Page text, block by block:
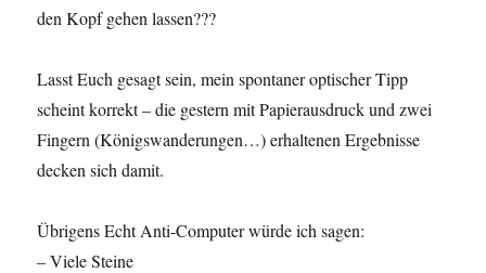
den Kopf gehen lassen???
Lasst Euch gesagt sein, mein spontaner optischer Tipp
scheint korrekt – die gestern mit Papierausdruck und zwei
Fingern (Königswanderungen…) erhaltenen Ergebnisse
decken sich damit.
Übrigens Echt Anti-Computer würde ich sagen:
– Viele Steine